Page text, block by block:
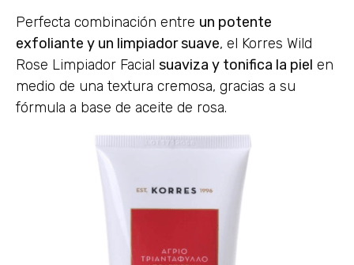
Perfecta combinación entre un potente
exfoliante y un limpiador suave, el Korres Wild
Rose Limpiador Facial suaviza y tonifica la piel en
medio de una textura cremosa, gracias a su
fórmula a base de aceite de rosa.